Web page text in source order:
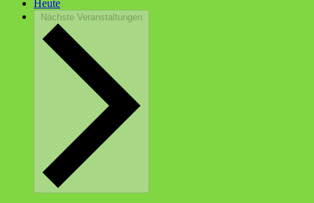
Heute
Nächste Veranstaltungen